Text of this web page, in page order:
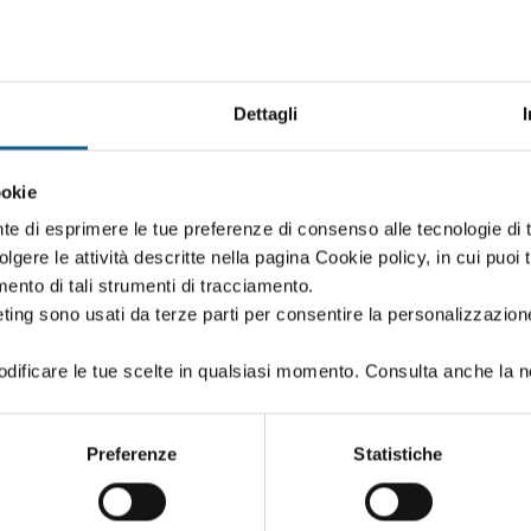
Dettagli
di esprimere le tue preferenze di consenso alle tecnologie di
le attività descritte nella pagina Cookie policy, in cui puoi
di tali strumenti di tracciamento.
sono usati da terze parti per consentire la
le tue scelte in qualsiasi momento. Consulta anche la
Preferenze Statistiche
creato in fase di iscrizione:
PASSWORD (minimo 8 caratteri)
Puoi proseguire
se iscriverti al